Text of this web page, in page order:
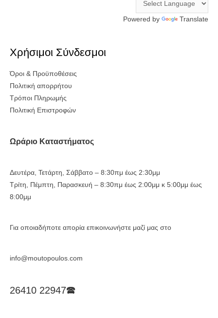
Powered by Translate
Χρήσιμοι Σύνδεσμοι
Όροι & Προϋποθέσεις
Πολιτική απορρήτου
Τρόποι Πληρωμής
Πολιτική Επιστροφών
Ωράριο Καταστήματος
Δευτέρα, Τετάρτη, Σάββατο – 8:30πμ έως 2:30μμ
Τρίτη, Πέμπτη, Παρασκευή – 8:30πμ έως 2:00μμ κ 5:00μμ έως
8:00μμ
Για οποιαδήποτε απορία επικοινωνήστε μαζί μας στο
info@moutopoulos.com
26410 22947🕿